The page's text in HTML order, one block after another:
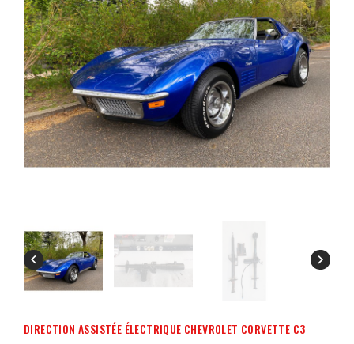
 
DIRECTION ASSISTÉE ÉLECTRIQUE CHEVROLET CORVETTE C3